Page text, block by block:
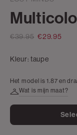
€39.95 €29.95
Kleur:taupe
Het model is 1.87 en
Wat is mijn maat?